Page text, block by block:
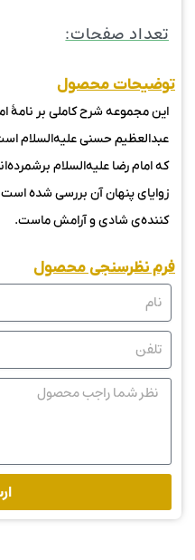
تعداد صفحات:
توضیحات محصول
این مجموعه شرح کاملی بر نامۀ
عبدالعظیم حسنی علیه‌السلام
که امام رضا علیه‌السلام
زوایای پنهان آن بررسی شده
کننده‌ی شادی و آرامش ماست.
فرم نظرسنجی محصول